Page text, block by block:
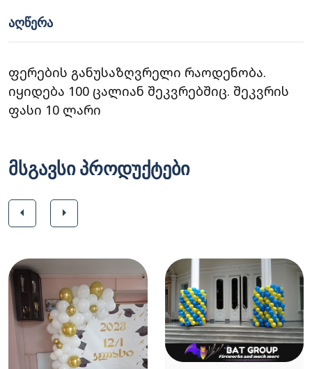
ᲐᲦᲬᲔᲠᲐ
ფერების განუსაზღვრელი რაოდენობა.
იყიდება 100 ცალიან შეკვრებშიც. შეკვრის
ფასი 10 ლარი
მსგავსი პროდუქტები
arrow_left arrow_right